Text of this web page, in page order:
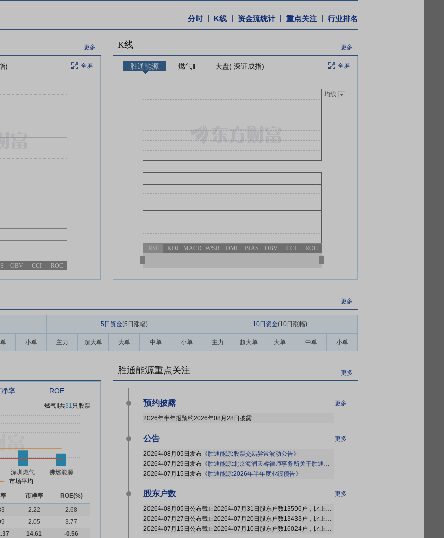
分时 K线 资金流统计 重点关注 行业排名
更多
) 全屏
OBV CCI ROC
K线 更多
胜通能源 燃气Ⅱ 大盘( 深证成指) 全屏
均线
RSI KDJ MACD W%R DMI BIAS OBV CCI ROC
更多
5日资金(5日涨幅) 10日资金(10日涨幅)
小单 主力 超大单 大单 中单 小单 主力 超大单 大单 中单 小单
率 ROE
燃气Ⅱ 共31只股票
市场平均
市净率
ROE(%)
2.22
2.68
2.05
3.77
14.61
-0.56
胜通能源重点关注 更多
预约披露 更多
2026年半年报预约2026年08月28日披露
公告 更多
2026年08月05日发布 《胜通能源:股票交易异常波动公告》
2026年07月29日发布 《胜通能源:北京海润天睿律师事务所关于胜通能源股份有限公司2026年第三次临时股东会的法律意见书》
2026年07月15日发布 《胜通能源:2026年半年度业绩预告》
股东户数 更多
2026年08月05日公布截止2026年07月31日股东户数13596户，比上期增加163户
2026年07月27日公布截止2026年07月20日股东户数13433户，比上期减少2591户
2026年07月15日公布截止2026年07月10日股东户数16024户，比上期减少2087户